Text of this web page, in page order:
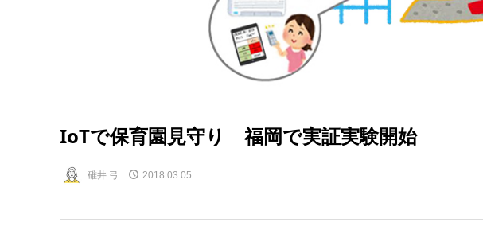
IoTで保育園見守り 福岡で実証実験開始
碓井 弓 2018.03.05